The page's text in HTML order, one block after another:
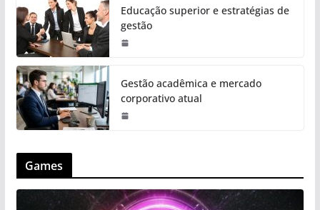
Educação superior e estratégias de
gestão
Gestão acadêmica e mercado
corporativo atual
Games